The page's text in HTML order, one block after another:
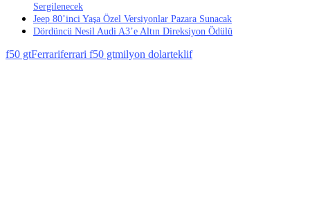
Sergilenecek
Jeep 80’inci Yaşa Özel Versiyonlar Pazara Sunacak
Dördüncü Nesil Audi A3’e Altın Direksiyon Ödülü
f50 gtFerrariferrari f50 gtmilyon dolarteklif